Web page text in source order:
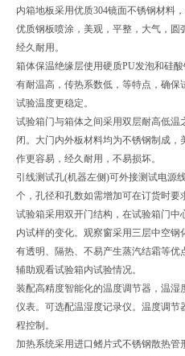
内箱地板采用优质304镜面不锈钢材料
优质钢板喷涂，美观，平整，大气，圆
经久耐用。
箱体保温绝缘层使用硬质PU发泡和硅
有耐温高，传热系数低，等特点，确
试验温度更稳定。
试验箱门与箱体之间采用双层耐高低
闭。大门内外板材料均为不锈钢制成
作更容易，经久耐用，不易损坏。
引线测试孔(机器左侧)可外接测试电源
个，孔径和孔数如需增加可在订货时要
试验箱采用双开门结构，在试验箱门
内试样的变化。观察窗采用三层中空
有透明、隔热、不易产生蒸汽结霜等
辅助观看试验箱内试验情况。
装配高精度智能化的温度调节器，温
仪表。可选配温湿度记录仪。温度调
程控制。
加热系统采用进口鳍片式不锈钢散热